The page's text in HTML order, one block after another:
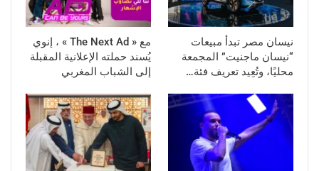
نيسان مصر تبدأ مبيعات
“نيسان ماجنيت” المجمعة
محليًا، وتُعِيد تعريف فئة…
مع « The Next Ad » ، إنوي
يُسند حملته الإعلانية المقبلة
إلى الشباب المغربي